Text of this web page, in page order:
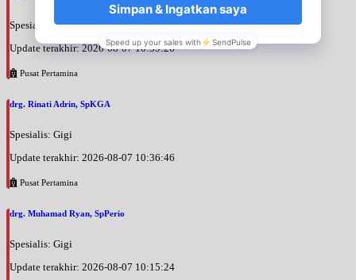
Spesialis: Gigi
Update terakhir: 2026-08-07 10:39:26
Pusat Pertamina
drg. Rinati Adrin, SpKGA
Spesialis: Gigi
Update terakhir: 2026-08-07 10:36:46
Pusat Pertamina
drg. Muhamad Ryan, SpPerio
Spesialis: Gigi
Update terakhir: 2026-08-07 10:15:24